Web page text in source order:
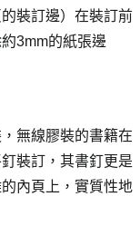
裝訂邊）在裝訂前
3mm的紙張邊
無線膠裝的書籍在
裝訂，其書釘更是
內頁上，實質性地